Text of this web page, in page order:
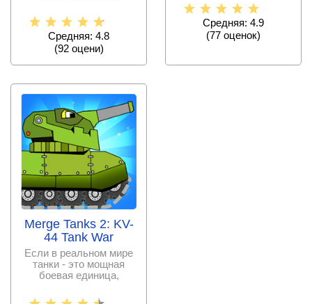
оставив
Средняя: 4.8
(92оцени)
Средняя: 4.9
(77 оценок)
Merge Tanks 2: KV-
44 Tank War
Если в реальном мире
танки - это мощная
боевая единица,
все